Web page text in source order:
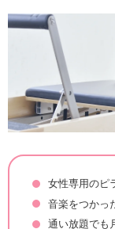
女性専用のピ
音楽をつかっ
通い放題でも